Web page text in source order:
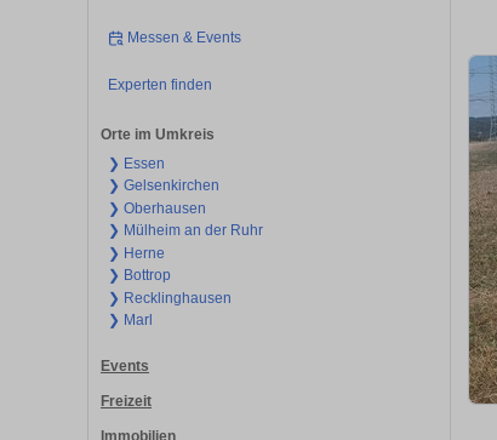
Messen & Events
Experten finden
Orte im Umkreis
❯ Essen
❯ Gelsenkirchen
❯ Oberhausen
❯ Mülheim an der Ruhr
❯ Herne
❯ Bottrop
❯ Recklinghausen
❯ Marl
Events
Freizeit
Immobilien